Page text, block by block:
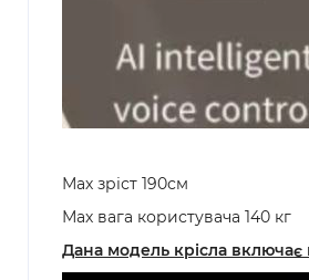
Мах зріст 190см
Мах вага користувача 140 кг
Дана модель крісла